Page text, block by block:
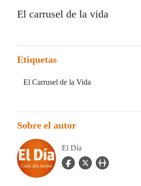
El carrusel de la vida
Etiquetas
El Carrusel de la Vida
Sobre el autor
El Día
facebook Icon
twitter Iconuser_url Icon